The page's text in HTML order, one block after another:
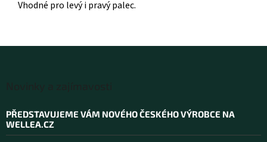
Vhodné pro levý i pravý palec.
PŘEDSTAVUJEME VÁM NOVÉHO ČESKÉHO VÝROBCE NA
WELLEA.CZ